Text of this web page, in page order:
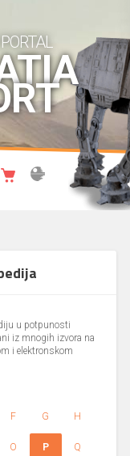
u potpunosti
iz mnogih izvora na
i elektronskom
F G H
O P Q